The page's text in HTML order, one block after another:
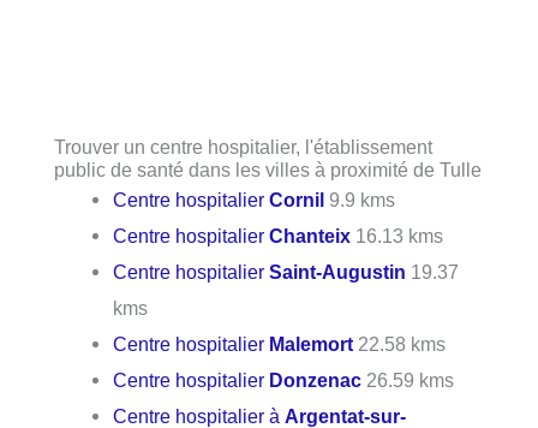
Trouver un centre hospitalier, l'établissement
public de santé dans les villes à proximité de Tulle
Centre hospitalierCornil 9.9 kms
Centre hospitalierChanteix 16.13 kms
Centre hospitalierSaint-Augustin 19.37
kms
Centre hospitalier Malemort 22.58 kms
Centre hospitalier Donzenac 26.59 kms
Centre hospitalier àArgentat-sur-